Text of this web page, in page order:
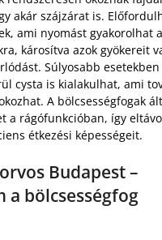
akár szájzárat is.
ami nyomást gyakorolhat a
károsítva azok gyökereit
Súlyosabb esetekben
cysta is kialakulhat, ami
A bölcsességfogak
a rágófunkcióban, így
étkezési képességeit.
Budapest –
a bölcsességfog